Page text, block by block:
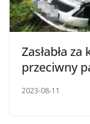
Zasłabła
przeciwny
2023-08-11